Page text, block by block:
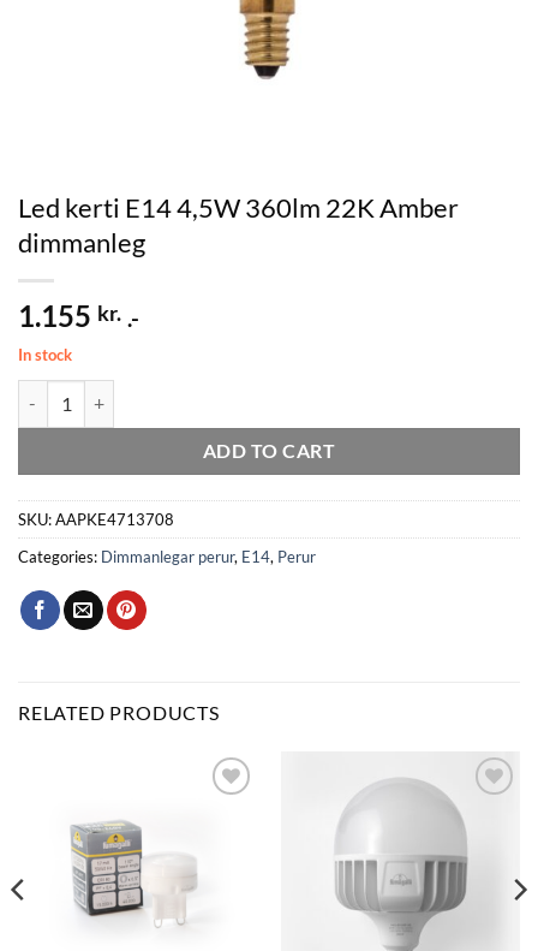
Led kerti E14 4,5W 360lm 22K Amber
dimmanleg
1.155 kr. .-
In stock
ADD TO CART
SKU:AAPKE4713708
Categories: Dimmanlegar perur, E14, Perur
RELATED PRODUCTS